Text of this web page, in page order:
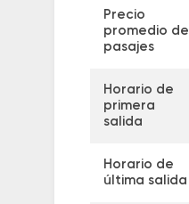
Precio
promedio de
pasajes
Horario de
primera
salida
Horario de
última salida